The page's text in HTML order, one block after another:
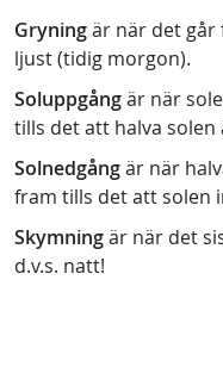
Gryningär när det går
ljust (tidig morgon).
Soluppgångär när
tills det att halva solen
Solnedgångär när
fram tills det att solen
Skymningär när det
d.v.s. natt!